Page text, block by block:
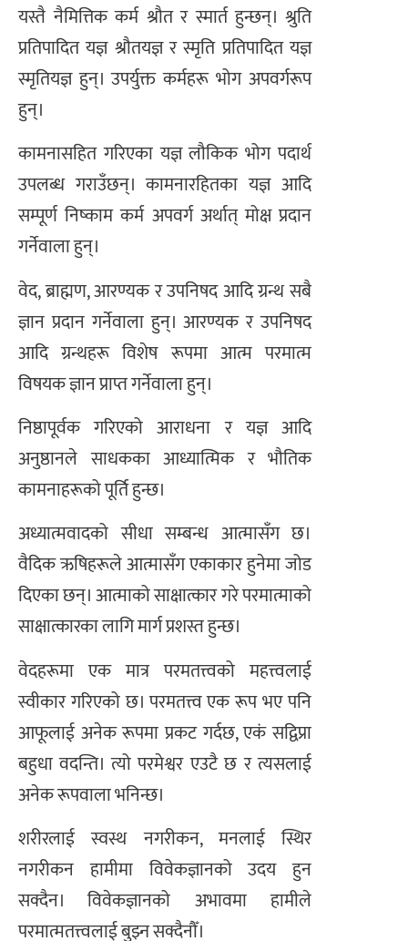
यस्तै नैमित्तिक कर्म श्रौत र स्मार्त हुन्छन्। श्रुति
प्रतिपादित यज्ञ श्रौतयज्ञ र स्मृति प्रतिपादित यज्ञ
स्मृतियज्ञ हुन्। उपर्युक्त कर्महरू भोग अपवर्गरूप
हुन्।
कामनासहित गरिएका यज्ञ लौकिक भोग पदार्थ
उपलब्ध गराउँछन्। कामनारहितका यज्ञ आदि
सम्पूर्ण निष्काम कर्म अपवर्ग अर्थात् मोक्ष प्रदान
गर्नेवाला हुन्।
वेद, ब्राह्मण, आरण्यक र उपनिषद आदि ग्रन्थ सबै
ज्ञान प्रदान गर्नेवाला हुन्। आरण्यक र उपनिषद
आदि ग्रन्थहरू विशेष रूपमा आत्म परमात्म
विषयक ज्ञान प्राप्त गर्नेवाला हुन्।
निष्ठापूर्वक गरिएको आराधना र यज्ञ आदि
अनुष्ठानले साधकका आध्यात्मिक र भौतिक
कामनाहरूको पूर्ति हुन्छ।
अध्यात्मवादको सीधा सम्बन्ध आत्मासँग छ।
वैदिक ऋषिहरूले आत्मासँग एकाकार हुनेमा जोड
दिएका छन्। आत्माको साक्षात्कार गरे परमात्माको
साक्षात्कारका लागि मार्ग प्रशस्त हुन्छ।
वेदहरूमा एक मात्र परमतत्त्वको महत्त्वलाई
स्वीकार गरिएको छ। परमतत्त्व एक रूप भए पनि
आफूलाई अनेक रूपमा प्रकट गर्दछ, एकं सद्विप्रा
बहुधा वदन्ति। त्यो परमेश्वर एउटै छ र त्यसलाई
अनेक रूपवाला भनिन्छ।
शरीरलाई स्वस्थ नगरीकन, मनलाई स्थिर
नगरीकन हामीमा विवेकज्ञानको उदय हुन
सक्दैन। विवेकज्ञानको अभावमा हामीले
परमात्मतत्त्वलाई बुझ्न सक्दैनौँ।